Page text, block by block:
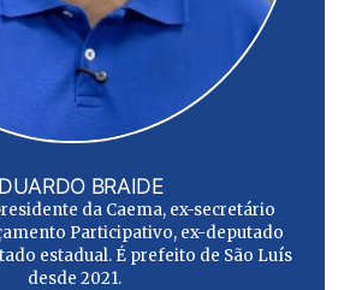
BRAIDE
da Caema, ex-secretário
Participativo, ex-deputado
estadual. É prefeito de São Luís
desde 2021.